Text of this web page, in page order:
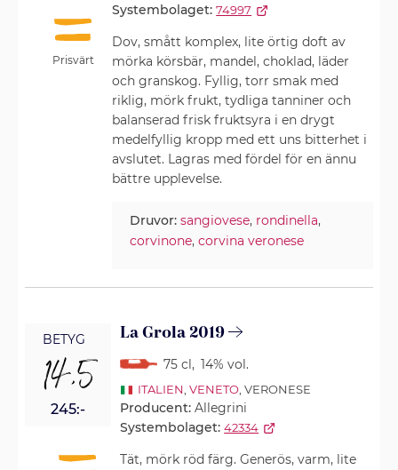
Prisvärt
Systembolaget: 74997
Dov, smått komplex, lite örtig doft av
mörka körsbär, mandel, choklad, läder
och granskog. Fyllig, torr smak med
riklig, mörk frukt, tydliga tanniner och
balanserad frisk fruktsyra i en drygt
medelfyllig kropp med ett uns bitterhet i
avslutet. Lagras med fördel för en ännu
bättre upplevelse.
Druvor: sangiovese, rondinella,
corvinone,corvina veronese
BETYG
14,5
245:-
La Grola 2019
75 cl, 14% vol.
ITALIEN VENETO, VERONESE
Producent:Allegrini
Systembolaget: 42334
Tät, mörk röd färg. Generös, varm, lite